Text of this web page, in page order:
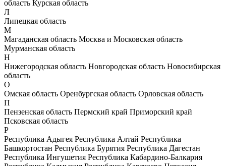
область Курская область
Л
Липецкая область
М
Магаданская область Москва и Московская область
Мурманская область
Н
Нижегородская область Новгородская область Новосибирская
область
О
Омская область Оренбургская область Орловская область
П
Пензенская область Пермский край Приморский край
Псковская область
Р
Республика Адыгея Республика Алтай Республика
Башкортостан Республика Бурятия Республика Дагестан
Республика Ингушетия Республика Кабардино-Балкария